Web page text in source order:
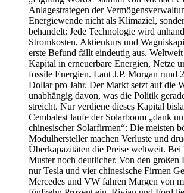
Anlagestrategen der
Energiewende nicht als Klimaziel,
behandelt: Jede Technologie wird
Stromkosten, Aktienkurs und
erste Befund fällt eindeutig aus.
Kapital in erneuerbare Energien, Netze
fossile Energien. Laut J.P. Morgan rund
Dollar pro Jahr. Der Markt setzt auf die
unabhängig davon, was die Politik
streicht. Nur verdiene dieses Kapital
Cembalest laufe der Solarboom „dank
chinesischer Solarfirmen“: Die meisten
Modulhersteller machen Verluste und
Überkapazitäten die Preise weltweit. Bei
Muster noch deutlicher. Von den großen
nur Tesla und vier chinesische Firmen
Mercedes und VW fahren Margen von